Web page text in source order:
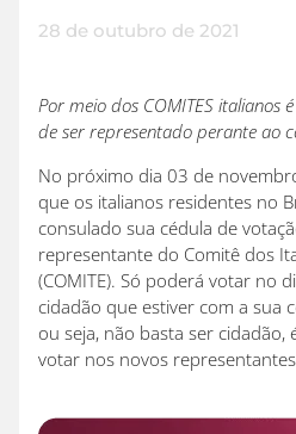
28 de outubro de 2021
Por meio dos COMITES italianos
de ser representado perante ao
No próximo dia 03 de
que os italianos residentes no
consulado sua cédula de
representante do Comitê dos
(COMITE). Só poderá votar no
cidadão que estiver com a sua
ou seja, não basta ser cidadão,
votar nos novos representantes